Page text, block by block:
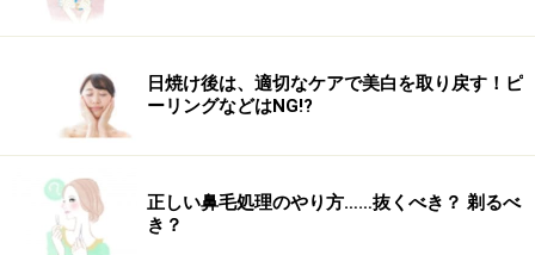
日焼け後は、適切なケアで美白を取り戻す！ピ
ーリングなどはNG!?
正しい鼻毛処理のやり方……抜くべき？ 剃るべ
き？